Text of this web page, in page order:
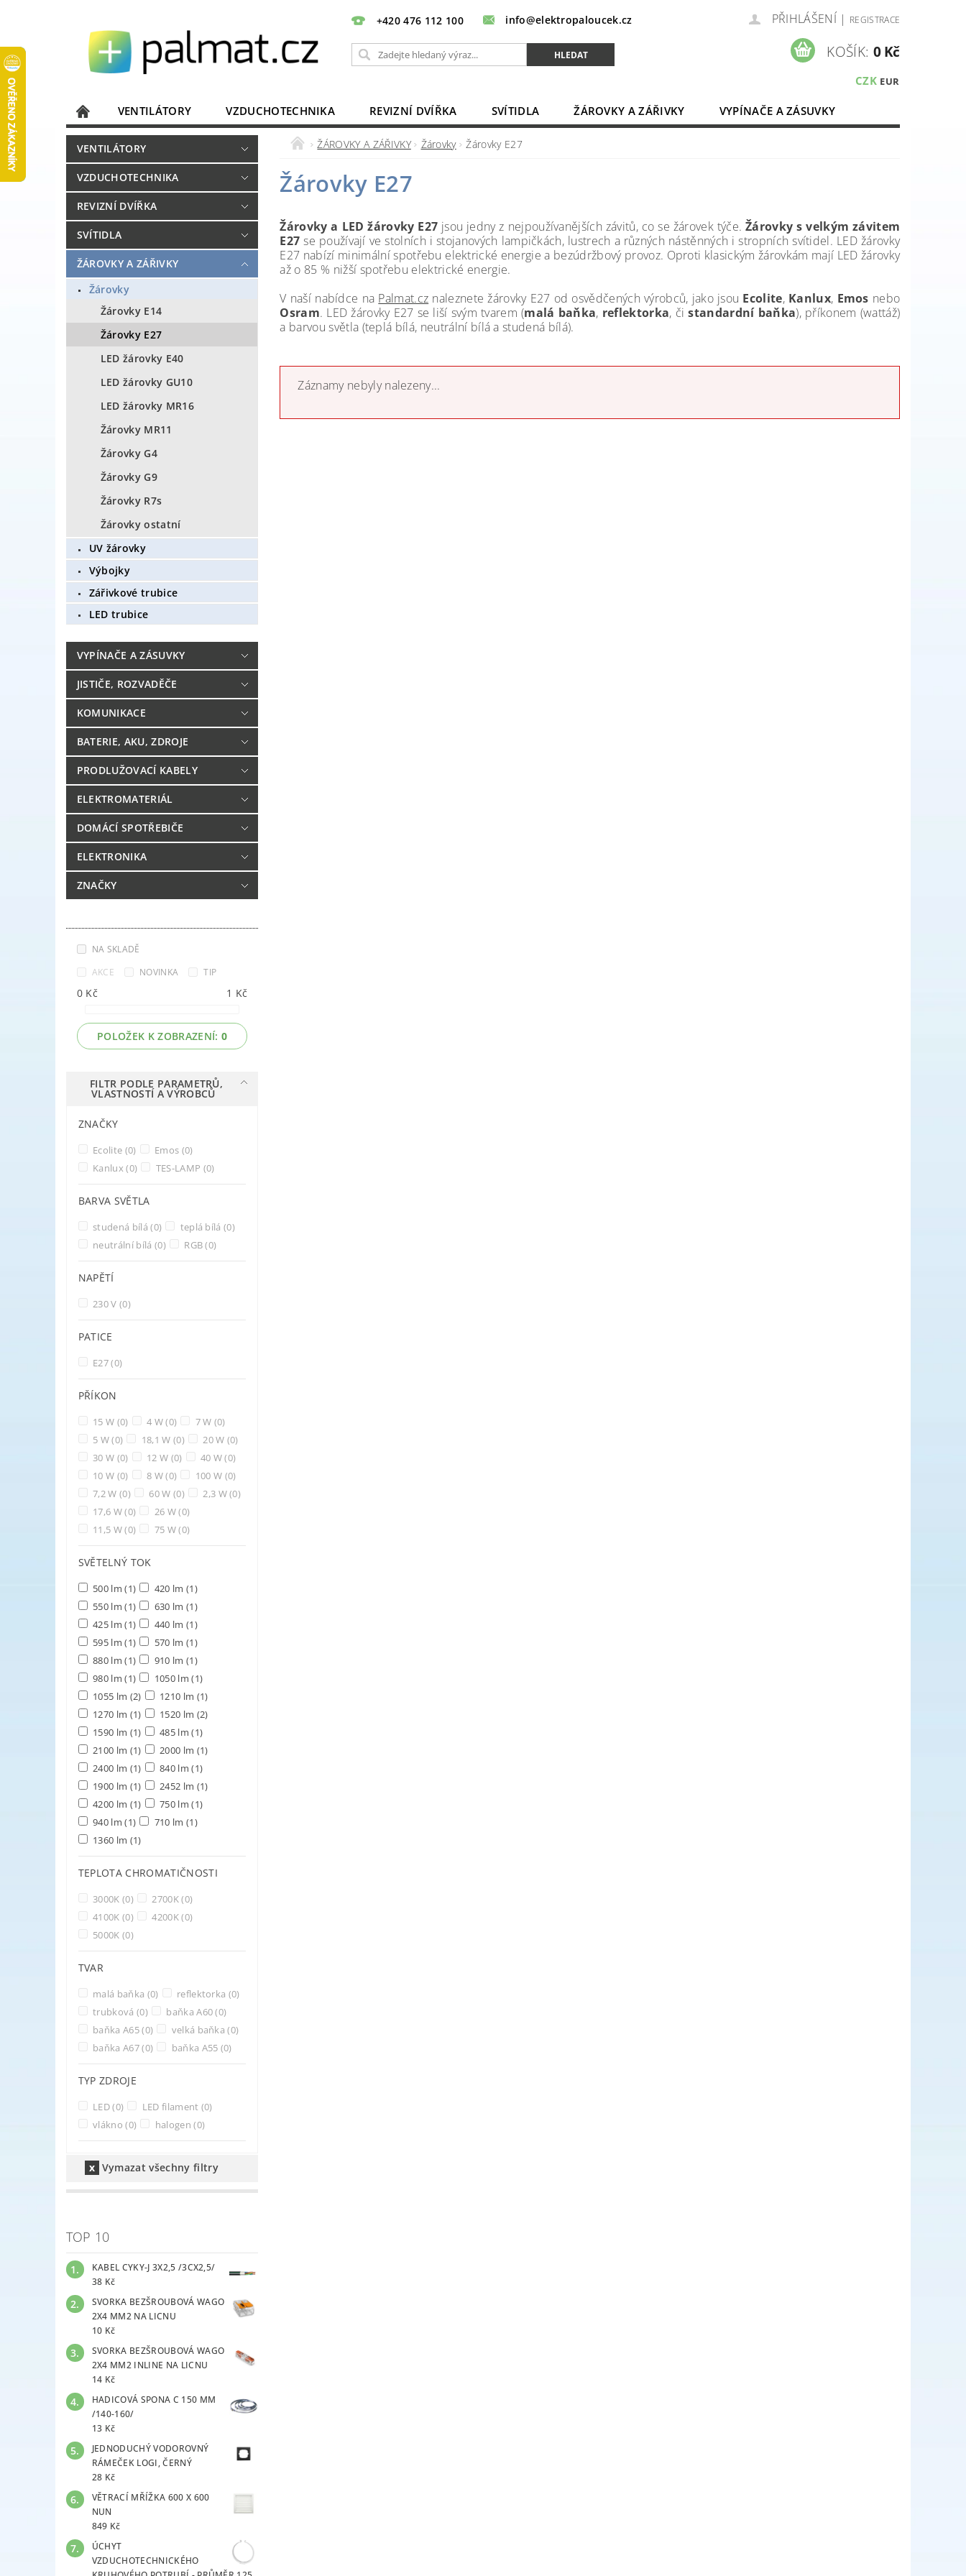
+420 476 112 100 info@elektropaloucek.cz PŘIHLÁŠENÍ | REGISTRACE
CZK EUR
KOŠÍK: 0 Kč
VENTILÁTORY VZDUCHOTECHNIKA REVIZNÍ DVÍŘKA SVÍTIDLA ŽÁROVKY A ZÁŘIVKY
VYPÍNAČE A ZÁSUVKY
JISTIČE, ROZVADĚČE
KOMUNIKACE BATERIE, AKU, ZDROJE
DOMÁCÍ SPOTŘEBIČE
ELEKTRONIKA
VENTILÁTORY
VZDUCHOTECHNIKA
REVIZNÍ DVÍŘKA
SVÍTIDLA
ŽÁROVKY A ZÁŘIVKY
Žárovky
Žárovky E14
Žárovky E27
LED žárovky E40
LED žárovky GU10
LED žárovky MR16
Žárovky MR11
Žárovky G4
Žárovky G9
Žárovky R7s
Žárovky ostatní
UV žárovky
Výbojky
Zářivkové trubice
LED trubice
VYPÍNAČE A ZÁSUVKY
JISTIČE, ROZVADĚČE
KOMUNIKACE
BATERIE, AKU, ZDROJE
PRODLUŽOVACÍ KABELY
ELEKTROMATERIÁL
DOMÁCÍ SPOTŘEBIČE
ELEKTRONIKA
ZNAČKY
NA SKLADĚ
AKCE
NOVINKA TIP
0 Kč 1 Kč
POLOŽEK K ZOBRAZENÍ: 0
FILTR PODLE PARAMETRŮ,
VLASTNOSTÍ A VÝROBCŮ
ZNAČKY
Ecolite (0) Emos (0)
Kanlux(0) TES-LAMP (0)
BARVA SVĚTLA
studená bílá(0) teplá bílá(0)
neutrální bílá (0) RGB(0)
NAPĚTÍ
230 V(0)
PATICE
E27(0)
PŘÍKON
15 W (0) 4 W(0) 7 W (0)
5 W(0) 18,1 W (0) 20 W (0)
30 W (0) 12 W (0) 40 W(0)
10 W (0) 8 W(0) 100 W (0)
7,2 W(0) 60 W (0) 2,3 W(0)
17,6 W(0) 26 W(0)
11,5 W(0) 75 W(0)
SVĚTELNÝ TOK
500 lm(1) 420 lm (1)
550 lm(1) 630 lm (1)
425 lm(1) 440 lm (1)
595 lm(1) 570 lm (1)
880 lm(1) 910 lm (1)
980 lm(1) 1050 lm(1)
1055 lm (2) 1210 lm (1)
1270 lm (1) 1520 lm (2)
1590 lm (1) 485 lm(1)
2100 lm (1) 2000 lm (1)
2400 lm (1) 840 lm(1)
1900 lm (1) 2452 lm (1)
4200 lm (1) 750 lm(1)
940 lm(1) 710 lm (1)
1360 lm (1)
TEPLOTA CHROMATIČNOSTI
3000K(0) 2700K(0)
4100K(0) 4200K(0)
5000K(0)
TVAR
malá baňka (0) reflektorka (0)
trubková (0) baňka A60(0)
baňka A65(0) velká baňka(0)
baňka A67(0) baňka A55 (0)
TYP ZDROJE
LED(0) LED filament (0)
vlákno(0) halogen(0)
Vymazat všechny filtry
TOP 10
KABEL CYKY-J 3X2,5 /3CX2,5/
38 Kč
SVORKA BEZŠROUBOVÁ WAGO
2X4 MM2 NA LICNU
10 Kč
SVORKA BEZŠROUBOVÁ WAGO
2X4 MM2 INLINE NA LICNU
14 Kč
HADICOVÁ SPONA C 150 MM
/140-160/
13 Kč
JEDNODUCHÝ VODOROVNÝ
RÁMEČEK LOGI, ČERNÝ
28 Kč
VĚTRACÍ MŘÍŽKA 600 X 600
NUN
849 Kč
ÚCHYT
VZDUCHOTECHNICKÉHO
ŽÁROVKY A ZÁŘIVKY Žárovky Žárovky E27
Žárovky E27
Žárovky a LED žárovky E27 jsou jedny z nejpoužívanějších závitů, co se žárovek týče.Žárovky s velkým závitem
E27 se používají ve stolních i stojanových lampičkách, lustrech a různých nástěnných i stropních svítidel. LED žárovky
E27 nabízí minimální spotřebu elektrické energie a bezúdržbový provoz. Oproti klasickým žárovkám mají LED žárovky
až o 85 % nižší spotřebu elektrické energie.
V naší nabídce na Palmat.cz naleznete žárovky E27 od osvědčených výrobců, jako jsou Ecolite, Kanlux, Emos nebo
Osram. LED žárovky E27 se liší svým tvarem (malá baňka, reflektorka, čistandardní baňka), příkonem (wattáž)
a barvou světla (teplá bílá, neutrální bílá a studená bílá).
Záznamy nebyly nalezeny...